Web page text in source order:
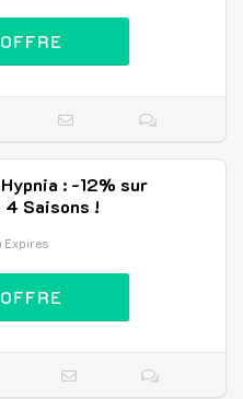
: -12% sur
Saisons !
Expires